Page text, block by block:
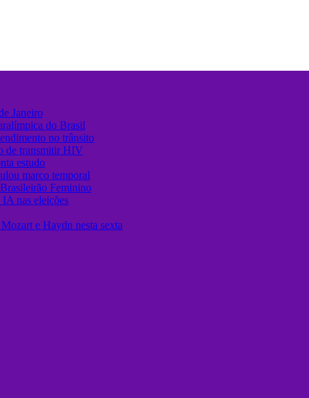
Janeiro
do Brasil
no trânsito
de transmitir HIV
estudo
marco temporal
Feminino
nas eleições
e Haydn nesta sexta